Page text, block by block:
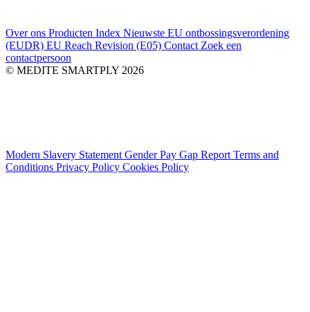
Over ons Producten Index Nieuwste EU ontbossingsverordening
(EUDR) EU Reach Revision (E05) Contact Zoek een
contactpersoon
© MEDITE SMARTPLY 2026
Modern Slavery Statement Gender Pay Gap Report Terms and
Conditions Privacy Policy Cookies Policy